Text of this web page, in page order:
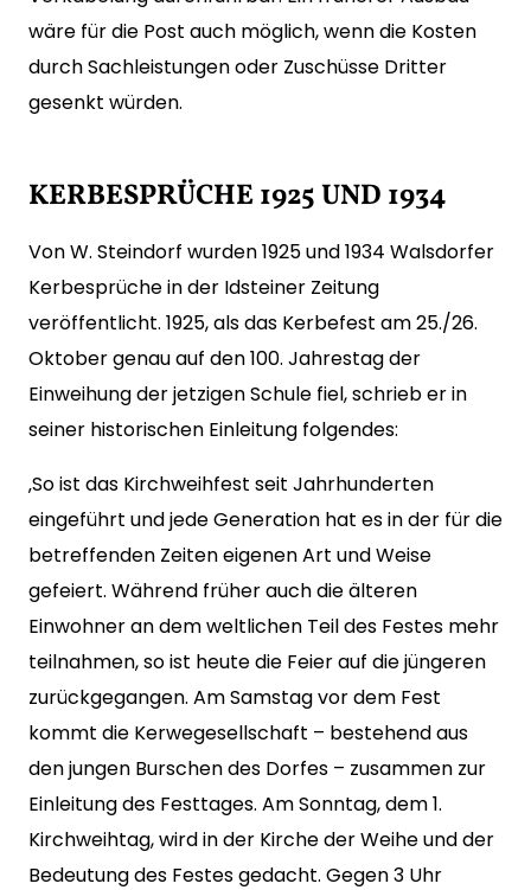
wäre für die Post auch möglich, wenn die Kosten
durch Sachleistungen oder Zuschüsse Dritter
gesenkt würden.
KERBESPRÜCHE 1925 UND 1934
Von W. Steindorf wurden 1925 und 1934 Walsdorfer
Kerbesprüche in der Idsteiner Zeitung
veröffentlicht. 1925, als das Kerbefest am 25./26.
Oktober genau auf den 100. Jahrestag der
Einweihung der jetzigen Schule fiel, schrieb er in
seiner historischen Einleitung folgendes:
‚So ist das Kirchweihfest seit Jahrhunderten
eingeführt und jede Generation hat es in der für die
betreffenden Zeiten eigenen Art und Weise
gefeiert. Während früher auch die älteren
Einwohner an dem weltlichen Teil des Festes mehr
teilnahmen, so ist heute die Feier auf die jüngeren
zurückgegangen. Am Samstag vor dem Fest
kommt die Kerwegesellschaft – bestehend aus
den jungen Burschen des Dorfes – zusammen zur
Einleitung des Festtages. Am Sonntag, dem 1.
Kirchweihtag, wird in der Kirche der Weihe und der
Bedeutung des Festes gedacht. Gegen 3 Uhr